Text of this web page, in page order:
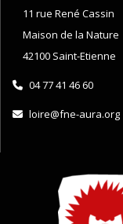
11 rue René Cassin
Maison de la Nature
42100 Saint-Etienne
04 77 41 46 60
loire@fne-aura.org